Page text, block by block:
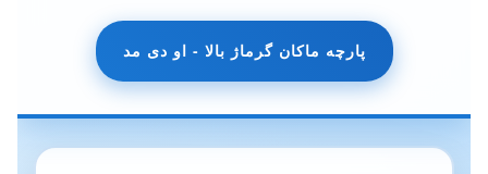
پارچه ماکان گرماژ بالا - او دی مد